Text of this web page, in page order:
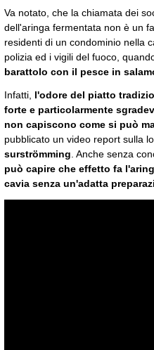
Va notato, che la chiamata dei
dell'aringa fermentata non è un
residenti di un condominio nella
polizia ed i vigili del fuoco,
barattolo con il pesce in
Infatti, l'odore del piatto
forte e particolarmente
non capiscono come si può
pubblicato un video report sulla
surströmming . Anche senza
può capire che effetto fa
cavia senza un'adatta